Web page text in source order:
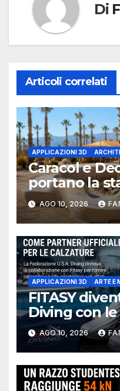
Di
Articoli correlati
APPLICAZIONI 3D
Caracol e
portano la
robotica
Coachella
SKYLRK, il
da Justin
AGO 10, 2026
APPLICAZIONI 3D ARTE E
FITASY
Diving con
stampate in
AGO 10, 2026